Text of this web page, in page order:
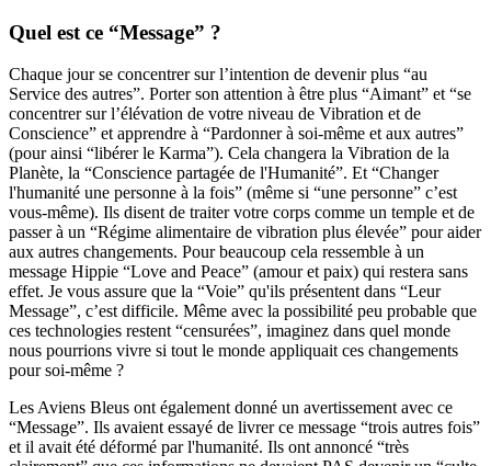
Quel est ce “Message” ?
Chaque jour se concentrer sur l’intention de devenir plus “au
Service des autres”. Porter son attention à être plus “Aimant” et “se
concentrer sur l’élévation de votre niveau de Vibration et de
Conscience” et apprendre à “Pardonner à soi-même et aux autres”
(pour ainsi “libérer le Karma”). Cela changera la Vibration de la
Planète, la “Conscience partagée de l'Humanité”. Et “Changer
l'humanité une personne à la fois” (même si “une personne” c’est
vous-même). Ils disent de traiter votre corps comme un temple et de
passer à un “Régime alimentaire de vibration plus élevée” pour aider
aux autres changements. Pour beaucoup cela ressemble à un
message Hippie “Love and Peace” (amour et paix) qui restera sans
effet. Je vous assure que la “Voie” qu'ils présentent dans “Leur
Message”, c’est difficile. Même avec la possibilité peu probable que
ces technologies restent “censurées”, imaginez dans quel monde
nous pourrions vivre si tout le monde appliquait ces changements
pour soi-même ?
Les Aviens Bleus ont également donné un avertissement avec ce
“Message”. Ils avaient essayé de livrer ce message “trois autres fois”
et il avait été déformé par l'humanité. Ils ont annoncé “très